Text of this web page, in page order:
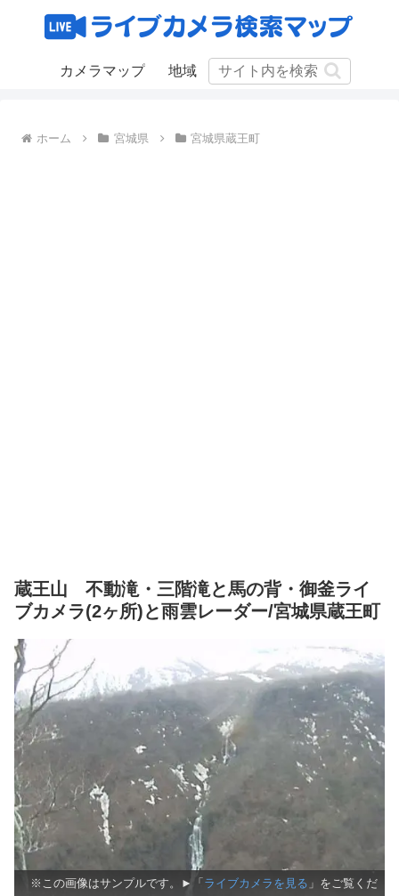
カメラマップ 地域
ホーム 宮城県 宮城県蔵王町
蔵王山 不動滝・三階滝と馬の背・御釜ライ
ブカメラ(2ヶ所)と雨雲レーダー/宮城県蔵王町
※この画像はサンプルです。►「 ライブカメラを見る 」をご覧くだ